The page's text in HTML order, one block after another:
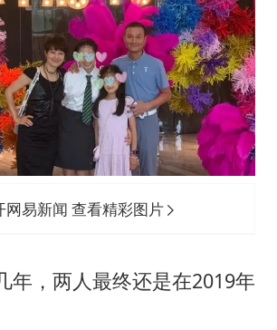
网易新闻 查看精彩图片
年，两人最终还是在2019年